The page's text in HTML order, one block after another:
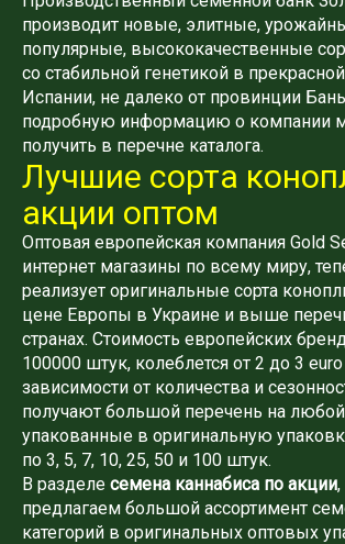
производит новые, элитные,
популярные, высококачественные
со стабильной генетикой в
Испании, не далеко от провинции
подробную информацию о компании
получить в перечне каталога.
Лучшие сорта
акции оптом
Оптовая европейская компания Gold
интернет магазины по всему миру,
реализует оригинальные сорта
цене Европы в Украине и выше
странах. Стоимость европейских
100000 штук, колеблется от 2 до 3
зависимости от количества и
получают большой перечень на
упакованные в оригинальную
по 3, 5, 7, 10, 25, 50 и 100 штук.
В разделе семена каннабиса по акции
предлагаем большой ассортимент
категорий в оригинальных оптовых